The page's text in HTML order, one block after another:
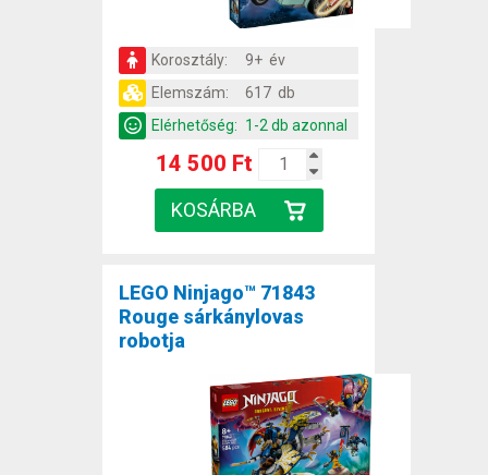
Korosztály:
9+ év
Elemszám:
617 db
Elérhetőség: 1-2 db azonnal
14 500 Ft
LEGO Ninjago™ 71843
Rouge sárkánylovas
robotja